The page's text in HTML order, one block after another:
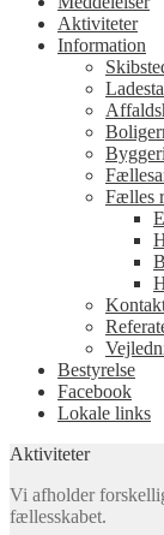
Aktiviteter
Information
Fælles
Bestyrelse
Facebook
Lokale links
Aktiviteter
Vi afholder
fællesskabet.